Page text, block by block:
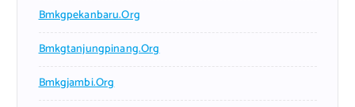
Bmkgpekanbaru.org
Bmkgtanjungpinang.org
Bmkgjambi.org